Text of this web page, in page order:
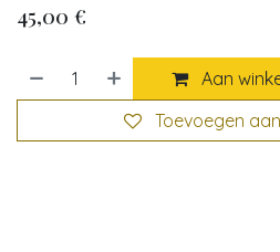
45,00 €
Aan
Toevoegen